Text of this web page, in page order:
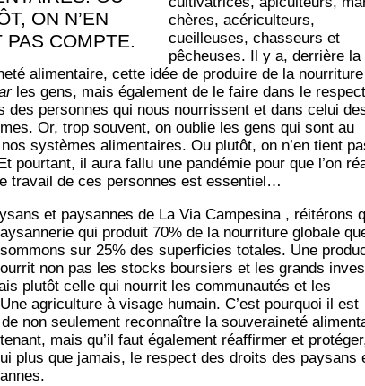
ON N’EN
PAS COMPTE.
chères, acé­ri­cul­teurs,
cueilleuses, chas­seurs et
pêcheuses. Il y a, der­rière la
ali­men­taire, cette idée de pro­duire de la nour­ri­ture
les gens, mais éga­le­ment de le faire dans le res­pect
des per­sonnes qui nous nour­rissent et dans celui
Or, trop sou­vent, on oublie les gens qui sont au
sys­tèmes ali­men­taires. Ou plu­tôt, on n’en tient
pour­tant, il aura fal­lu une pan­dé­mie pour que l’on
tra­vail de ces per­sonnes est essentiel…
et pay­sannes de La Via Cam­pe­si­na , réité­rons
qui pro­duit 70% de la nour­ri­ture glo­bale
sur 25% des super­fi­cies totales. Une
non pas les stocks bour­siers et les grands
plu­tôt celle qui nour­rit les com­mu­nau­tés et les
agri­cul­ture à visage humain. C’est pour­quoi il est
non seule­ment recon­naître la sou­ve­rai­ne­té
mais qu’il faut éga­le­ment réaf­fir­mer et
plus que jamais, le res­pect des droits des pay­sans